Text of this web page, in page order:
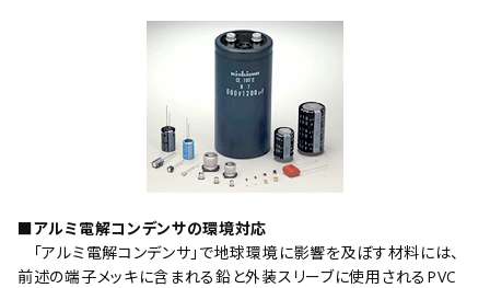
■アルミ電解コンデンサの環境対応
｢アルミ電解コンデンサ｣で地球環境に影響を及ぼす材料には、
前述の端子メッキに含まれる鉛と外装スリーブに使用されるPVC